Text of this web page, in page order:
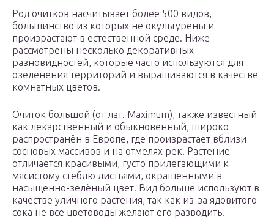
Род очитков насчитывает более 500 видов,
большинство из которых не окультурены и
произрастают в естественной среде. Ниже
рассмотрены несколько декоративных
разновидностей, которые часто используются для
озеленения территорий и выращиваются в качестве
комнатных цветов.
Очиток большой (от лат. Maximum), также известный
как лекарственный и обыкновенный, широко
распространён в Европе, где произрастает вблизи
сосновых массивов и на отмелях рек. Растение
отличается красивыми, густо прилегающими к
мясистому стеблю листьями, окрашенными в
насыщенно-зелёный цвет. Вид больше используют в
качестве уличного растения, так как из-за ядовитого
сока не все цветоводы желают его разводить.